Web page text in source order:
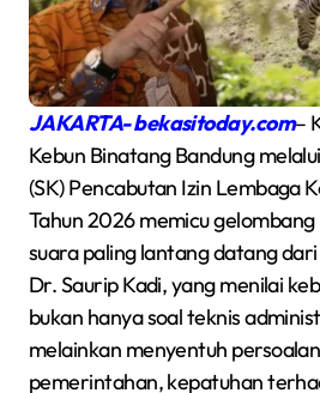
JAKARTA- bekasitoday.com–
Kebun Binatang Bandung
(SK) Pencabutan Izin Lembaga
Tahun 2026 memicu
suara paling lantang datang
Dr. Saurip Kadi, yang menilai
bukan hanya soal teknis
melainkan menyentuh
pemerintahan, kepatuhan